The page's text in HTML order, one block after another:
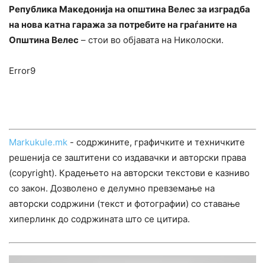
Република Македонија на општина Велес за изградба
на нова катна гаража за потребите на граѓаните на
Општина Велес – стои во објавата на Николоски.
Error9
Markukule.mk - содржините, графичките и техничките
решенија се заштитени со издавачки и авторски права
(copyright). Крадењето на авторски текстови е казниво
со закон. Дозволено е делумно превземање на
авторски содржини (текст и фотографии) со ставање
хиперлинк до содржината што се цитира.